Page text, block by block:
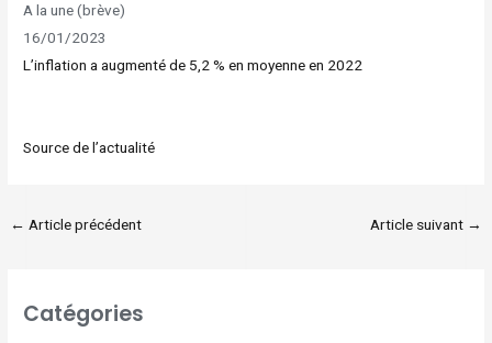
A la une (brève)
16/01/2023
L’inflation a augmenté de 5,2 % en moyenne en 2022
Source de l’actualité
← Article précédent Article suivant →
Catégories